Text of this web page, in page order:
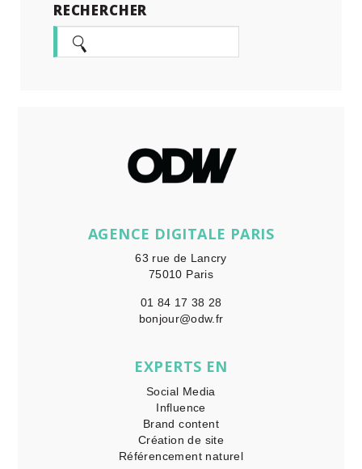
RECHERCHER
AGENCE DIGITALE PARIS
63 rue de Lancry
75010 Paris
01 84 17 38 28
bonjour@odw.fr
EXPERTS EN
Social Media
Influence
Brand content
Création de site
Référencement naturel